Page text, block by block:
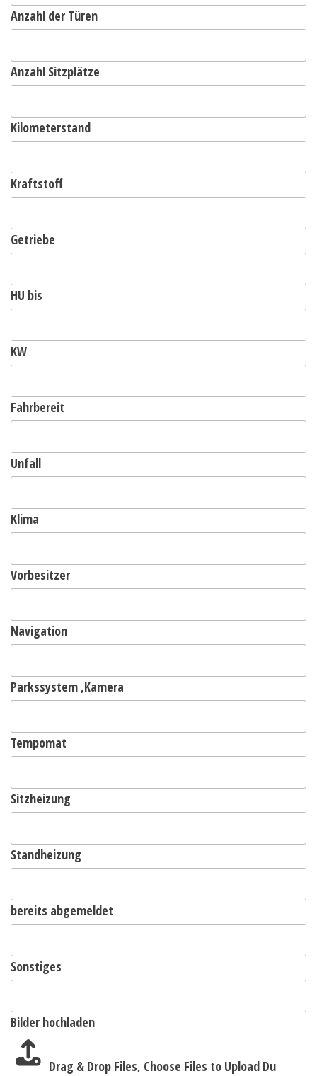
Anzahl der Türen
Anzahl Sitzplätze
Kilometerstand
Kraftstoff
Getriebe
HU bis
KW
Fahrbereit
Unfall
Klima
Vorbesitzer
Navigation
Parkssystem ,Kamera
Tempomat
Sitzheizung
Standheizung
bereits abgemeldet
Sonstiges
Bilder hochladen
Drag & Drop Files, Choose Files to Upload Du